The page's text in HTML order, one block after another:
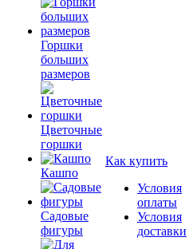
Горшки
больших
размеров
Цветочные
горшки
Кашпо
Садовые
фигуры
Как купить
Условия
оплаты
Условия
доставки